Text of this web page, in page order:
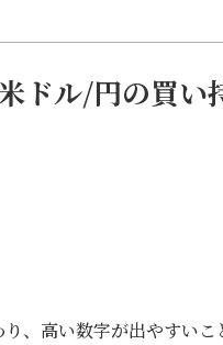
ル/円の買い
、高い数字が出やすいこ